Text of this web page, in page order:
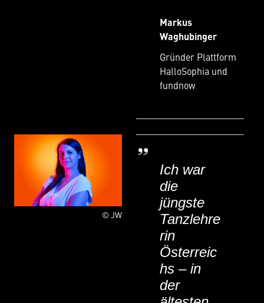
Markus
Waghubinger
Gründer Plattform
HalloSophia und
fundnow
© JW
Ich war
die
jüngste
Tanzlehre
rin
Österreic
hs – in
der